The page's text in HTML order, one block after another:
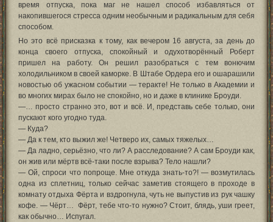
время отпуска, пока маг не нашел способ избавляться от
накопившегося стресса одним необычным и радикальным для себя
способом.
Но это всё присказка к тому, как вечером 16 августа, за день до
конца своего отпуска, спокойный и одухотворённый Роберт
пришел на работу. Он решил разобраться с тем вонючим
холодильником в своей каморке. В Штабе Ордера его и ошарашили
новостью об ужасном событии — теракте! Не только в Академии и
во многих мирах было не спокойно, но и даже в клинике Броуди.
—… просто странно это, вот и всё. И, представь себе только, они
пускают кого угодно туда.
— Куда?
— Да к тем, кто выжил же! Четверо их, самых тяжелых…
— Да ладно, серьёзно, что ли? А расследование? А сам Броуди как,
он жив или мёртв всё-таки после взрыва? Тело нашли?
— Ой, спроси что попроще. Мне откуда знать-то?! — возмутилась
одна из сплетниц, только сейчас заметив стоящего в проходе в
комнату отдыха Фёрта и вздрогнула, чуть не выпустив из рук чашку
кофе. — Чёрт… Фёрт, тебе что-то нужно? Стоит, блядь, уши греет,
как обычно… Испугал.